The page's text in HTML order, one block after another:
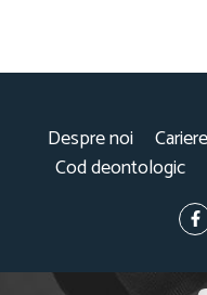
Despre noi Cariere
Cod deontologic